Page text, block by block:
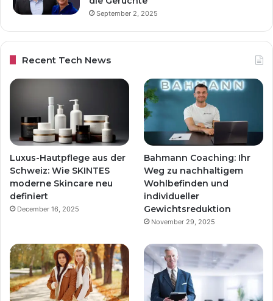
September 2, 2025
Recent Tech News
Luxus-Hautpflege aus der
Schweiz: Wie SKINTES
moderne Skincare neu
definiert
December 16, 2025
Bahmann Coaching: Ihr
Weg zu nachhaltigem
Wohlbefinden und
individueller
Gewichtsreduktion
November 29, 2025